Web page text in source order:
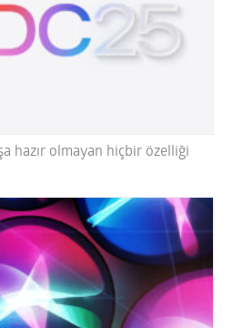
hazır olmayan hiçbir özelliği